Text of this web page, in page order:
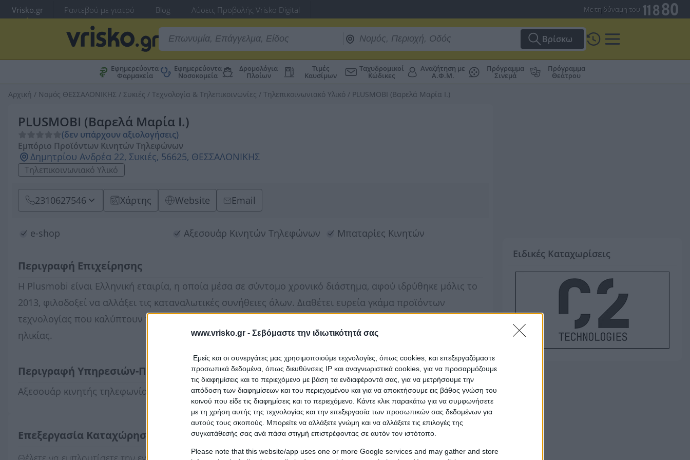
www.vrisko.gr - Σεβόμαστε την ιδιωτικότητά σας
Εμείς και οι συνεργάτες μας χρησιμοποιούμε τεχνολογίες, όπως cookies, και επεξεργαζόμαστε
προσωπικά δεδομένα, όπως διευθύνσεις IP και αναγνωριστικά cookies, για να προσαρμόζουμε
τις διαφημίσεις και το περιεχόμενο με βάση τα ενδιαφέροντά σας, για να μετρήσουμε την
απόδοση των διαφημίσεων και του περιεχομένου και για να αποκτήσουμε εις βάθος γνώση του
κοινού που είδε τις διαφημίσεις και το περιεχόμενο. Κάντε κλικ παρακάτω για να συμφωνήσετε
με τη χρήση αυτής της τεχνολογίας και την επεξεργασία των προσωπικών σας δεδομένων για
αυτούς τους σκοπούς. Μπορείτε να αλλάξετε γνώμη και να αλλάξετε τις επιλογές της
συγκατάθεσής σας ανά πάσα στιγμή επιστρέφοντας σε αυτόν τον ιστότοπο.
Please note that this website/app uses one or more Google services and may gather and store
Vrisko.gr Ραντεβού με γιατρό Blog Λύσεις Προβολής Vrisko Digital Με τη δύναμη του
Βρίσκω
Εφημερεύοντα
Φαρμακεία
Εφημερεύοντα
Νοσοκομεία
Δρομολόγια
Πλοίων
Τιμές
Καυσίμων
Ταχυδρομικοί
Κώδικες
Αναζήτηση με
Α.Φ.Μ.
Πρόγραμμα
Σινεμά
Πρόγραμμα
Θεάτρου
Αρχική / Νομός ΘΕΣΣΑΛΟΝΙΚΗΣ / Συκιές / Τεχνολογία & Τηλεπικοινωνίες / Τηλεπικοινωνιακό Υλικό / PLUSMOBI (Βαρελά Μαρία Ι.)
PLUSMOBI (Βαρελά Μαρία Ι.)
(δεν υπάρχουν αξιολογήσεις)
Εμπόριο Προϊόντων Κινητών Τηλεφώνων
Δημητρίου Ανδρέα 22, Συκιές, 56625, ΘΕΣΣΑΛΟΝΙΚΗΣ
Τηλεπικοινωνιακό Υλικό
2310627546 Χάρτης Website Email
e-shop Αξεσουάρ Κινητών Τηλεφώνων Μπαταρίες Κινητών
Περιγραφή Επιχείρησης
Η Plusmobi είναι Ελληνική εταιρία, η οποία μέσα σε σύντομο χρονικό διάστημα, αφού ιδρύθηκε μόλις το
2013, φιλοδοξεί να αλλάξει τις καταναλωτικές συνήθειες όλων. Διαθέτει ευρεία γκάμα προϊόντων
τεχνολογίας που καλύπτουν τις ανάγκες και των πιο απαιτητικών επισκεπτών, καταναλωτών κάθε
ηλικίας.
Περιγραφή Υπηρεσιών-Προϊόντων
Αξεσουάρ κινητής τηλεφωνίας και προϊόντα πληροφορικής.
Επεξεργασία Καταχώρησης
Ειδικές Καταχωρίσεις